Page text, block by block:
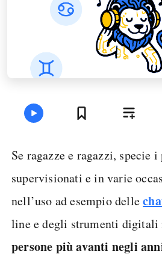
Se ragazze e ragazzi, specie
supervisionati e in varie
nell’uso ad esempio delle
line e degli strumenti
persone più avanti negli